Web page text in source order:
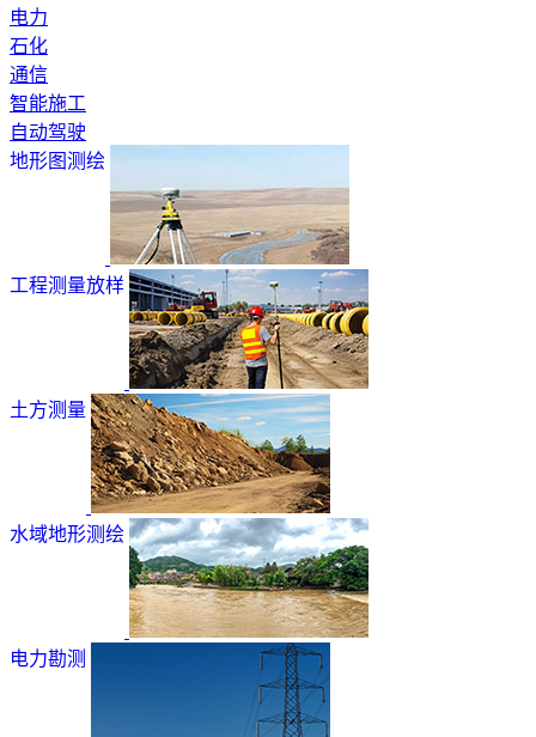
电力
石化
通信
智能施工
自动驾驶
地形图测绘
工程测量放样
土方测量
水域地形测绘
电力勘测